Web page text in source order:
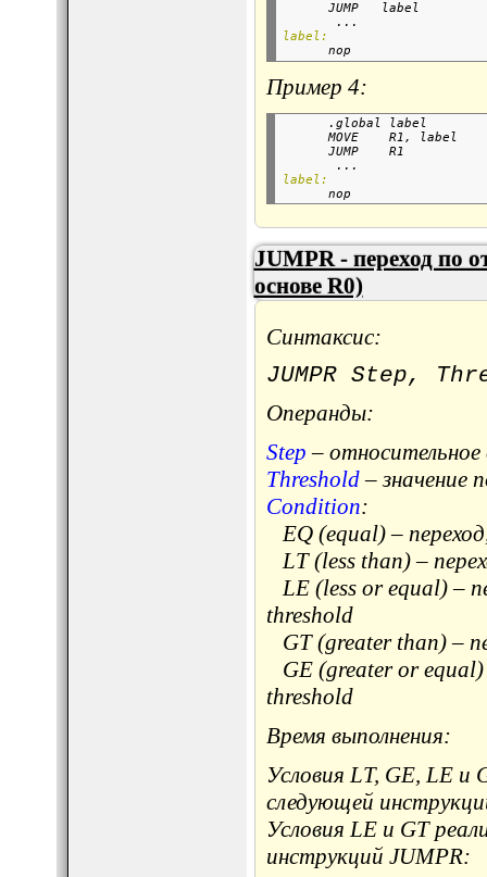
JUMP
       ...
label:
Пример 4:
.global
MOVE    R1,
JUMP
       ...
label:
JUMPR - переход по
основе R0)
Синтаксис:
JUMPR Step,
Операнды:
Step –
Threshold– значение
Condition:
EQ (equal) –
LT (less than) –
LE (less or equal) –
threshold
GT (greater than) –
GE (greater or equal)
threshold
Время выполнения:
Условия LT, GE, LE и
следующей
Условия LE и GT
инструкций JUMPR: